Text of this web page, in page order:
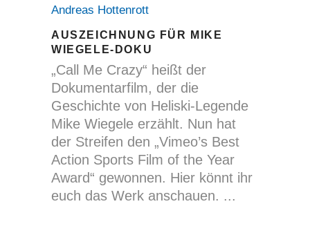
Andreas Hottenrott
AUSZEICHNUNG FÜR MIKE
WIEGELE-DOKU
„Call Me Crazy“ heißt der
Dokumentarfilm, der die
Geschichte von Heliski-Legende
Mike Wiegele erzählt. Nun hat
der Streifen den „Vimeo’s Best
Action Sports Film of the Year
Award“ gewonnen. Hier könnt ihr
euch das Werk anschauen.